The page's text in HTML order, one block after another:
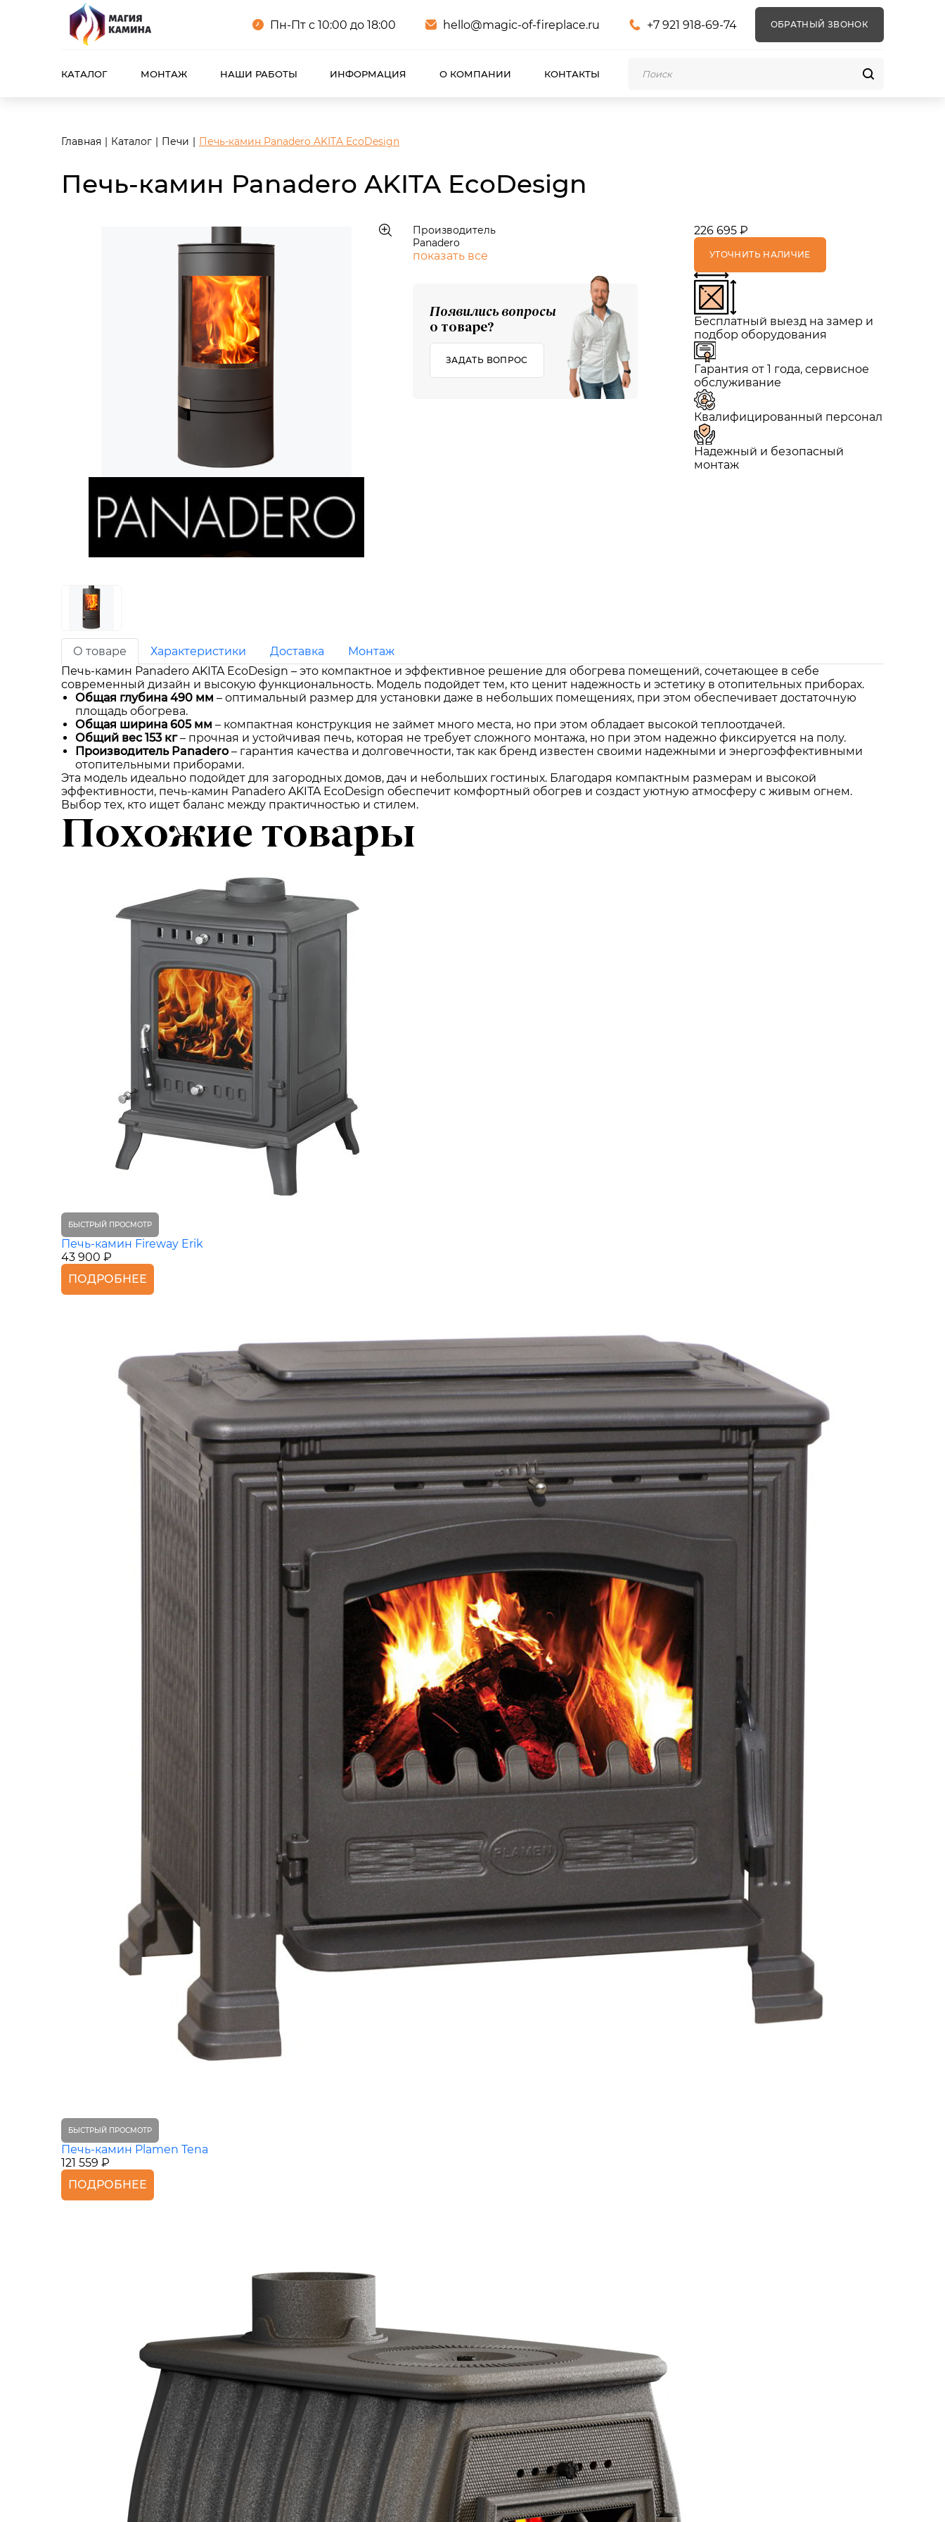
<meta name="robots" content="noindex, follow"/>
Пн-Пт с 10:00 до 18:00
hello@magic-of-fireplace.ru +7 921 918-69-74 ОБРАТНЫЙ ЗВОНОК
КАТАЛОГ МОНТАЖ НАШИ РАБОТЫ ИНФОРМАЦИЯ О КОМПАНИИ КОНТАКТЫ
Главная Каталог Печи Печь-камин Panadero AKITA EcoDesign
Печь-камин Panadero AKITA EcoDesign
Производитель
Panadero
показать все
Появились вопросы
о товаре?
ЗАДАТЬ ВОПРОС
226 695 ₽
УТОЧНИТЬ НАЛИЧИЕ
Бесплатный выезд на замер и
подбор оборудования
Гарантия от 1 года, сервисное
обслуживание
Квалифицированный персонал
Надежный и безопасный
монтаж
О товаре Характеристики Доставка
Монтаж
Печь-камин Panadero AKITA EcoDesign – это компактное и эффективное решение для обогрева помещений, сочетающее в себе
современный дизайн и высокую функциональность. Модель подойдет тем, кто ценит надежность и эстетику в отопительных приборах.
Общая глубина 490 мм – оптимальный размер для установки даже в небольших помещениях, при этом обеспечивает достаточную
площадь обогрева.
Общая ширина 605 мм – компактная конструкция не займет много места, но при этом обладает высокой теплоотдачей.
Общий вес 153 кг– прочная и устойчивая печь, которая не требует сложного монтажа, но при этом надежно фиксируется на полу.
Производитель Panadero– гарантия качества и долговечности, так как бренд известен своими надежными и энергоэффективными
отопительными приборами.
Эта модель идеально подойдет для загородных домов, дач и небольших гостиных. Благодаря компактным размерам и высокой
эффективности, печь-камин Panadero AKITA EcoDesign обеспечит комфортный обогрев и создаст уютную атмосферу с живым огнем.
Выбор тех, кто ищет баланс между практичностью и стилем.
Похожие товары
БЫСТРЫЙ ПРОСМОТР
Печь-камин Fireway Erik
43 900 ₽
ПОДРОБНЕЕ
БЫСТРЫЙ ПРОСМОТР
Печь-камин Plamen Tena
121 559 ₽
ПОДРОБНЕЕ